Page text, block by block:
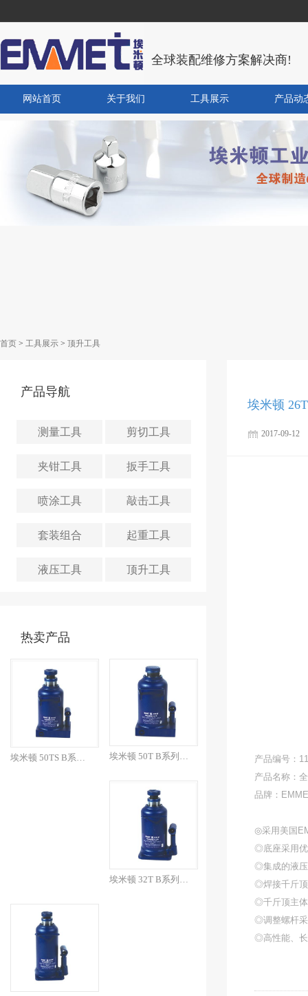
全球装配维修方案解决商!
网站首页 关于我们 工具展示 产品动
首页 > 工具展示 > 顶升工具
产品导航
测量工具 剪切工具
夹钳工具 扳手工具
喷涂工具 敲击工具
套装组合 起重工具
液压工具 顶升工具
热卖产品
埃米顿 50TS B系列焊...
埃米顿
2017-09-12
产品编号：
产品名称：
品牌：
◎采用美国
◎底座采用优
◎集成的液压
◎焊接千斤顶
◎千斤顶主体
◎调整螺杆采
◎高性能、